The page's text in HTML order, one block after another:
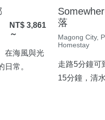
NT$ 3,861
～
在海風與光
常。
落
Magong City,
Homestay
走路5分鐘可
15分鐘，清